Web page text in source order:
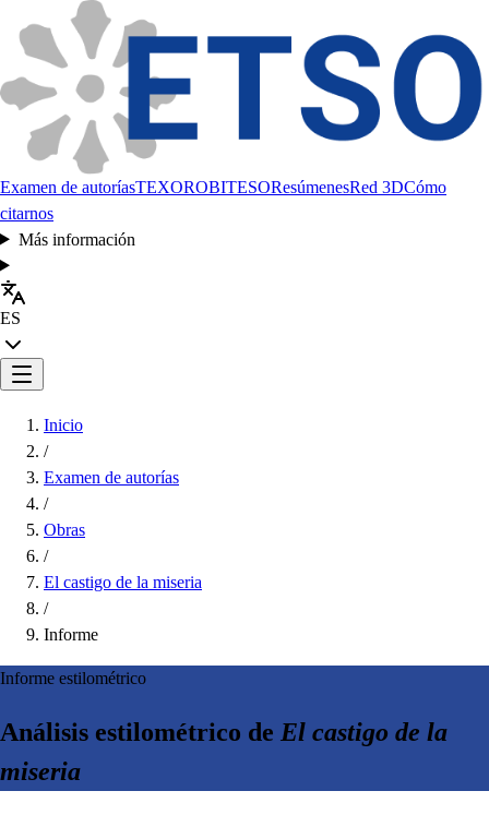
Examen de autoríasTEXOROBITESOResúmenesRed 3DCómo
citarnos
Más información
ES
Inicio
/
Examen de autorías
/
Obras
/
El castigo de la miseria
/
Informe
Informe estilométrico
Análisis estilométrico de El castigo de la
miseria